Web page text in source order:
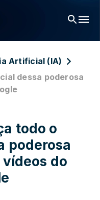
Artificial (IA)
dessa poderosa
todo o
poderosa
do